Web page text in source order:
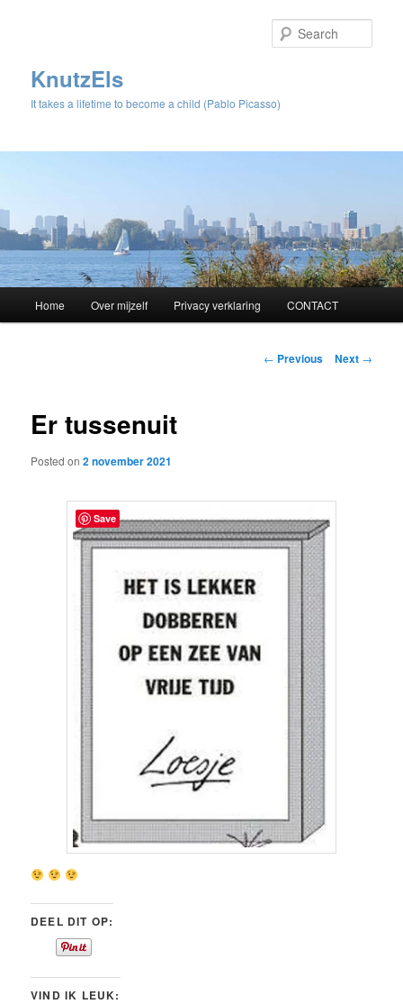
KnutzEls
It takes a lifetime to become a child (Pablo Picasso)
Skip
content
Home Over mijzelf Privacy verklaring CONTACT
Post
← Previous Next →
Er tussenuit
Posted on2 november 2021
DEEL DIT OP:
VIND IK LEUK:
Save